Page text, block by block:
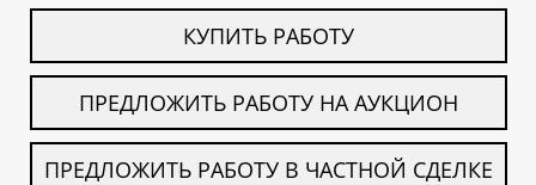
КУПИТЬ РАБОТУ
ПРЕДЛОЖИТЬ РАБОТУ НА АУКЦИОН
ПРЕДЛОЖИТЬ РАБОТУ В ЧАСТНОЙ СДЕЛКЕ